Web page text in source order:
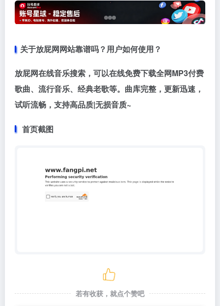
关于放屁网网站靠谱吗？用户如何使用？
放屁网在线音乐搜索，可以在线免费下载全网MP3付费
歌曲、流行音乐、经典老歌等。曲库完整，更新迅速，
试听流畅，支持高品质|无损音质~
首页截图
若有收获，就点个赞吧